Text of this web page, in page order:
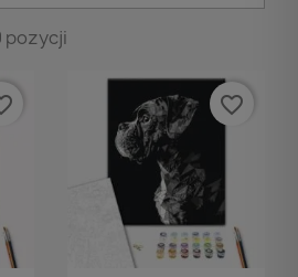
pozycji
favorite_border